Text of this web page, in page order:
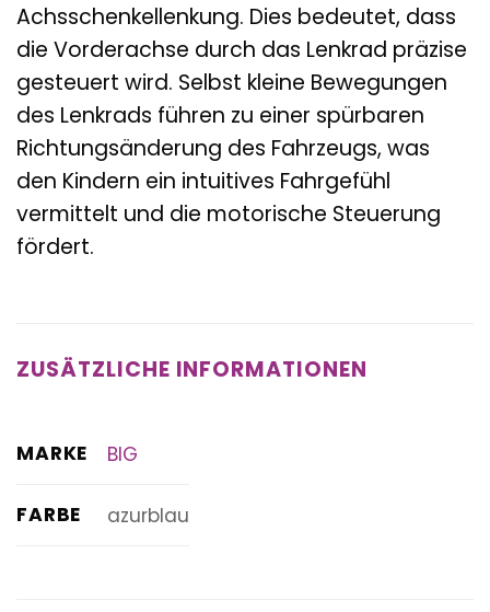
Achsschenkellenkung. Dies bedeutet, dass
die Vorderachse durch das Lenkrad präzise
gesteuert wird. Selbst kleine Bewegungen
des Lenkrads führen zu einer spürbaren
Richtungsänderung des Fahrzeugs, was
den Kindern ein intuitives Fahrgefühl
vermittelt und die motorische Steuerung
fördert.
ZUSÄTZLICHE INFORMATIONEN
MARKE BIG
FARBE azurblau